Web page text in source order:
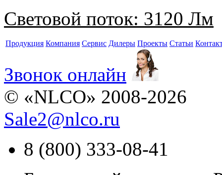
Световой поток: 3120 Лм
Продукция Компания Сервис Дилеры Проекты Статьи
Звонок онлайн
© «NLCO» 2008-2026
Sale2@nlco.ru
8 (800) 333-08-41